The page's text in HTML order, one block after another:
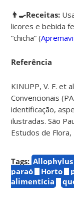
👨‍🍳Receitas:
licores e bebida
“chicha” (Apremavi
Referência
KINUPP, V. F. et
Convencionais
identificação,
ilustradas. São
Estudos de Flora,
Tags:
paraó
Horto
alimentícia